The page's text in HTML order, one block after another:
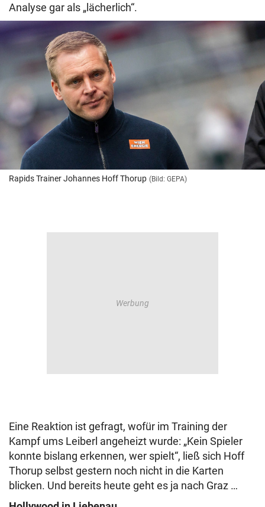
Analyse gar als „lächerlich“.
Rapids Trainer Johannes Hoff Thorup (Bild: GEPA)
Eine Reaktion ist gefragt, wofür im Training der
Kampf ums Leiberl angeheizt wurde: „Kein Spieler
konnte bislang erkennen, wer spielt“, ließ sich Hoff
Thorup selbst gestern noch nicht in die Karten
blicken. Und bereits heute geht es ja nach Graz …